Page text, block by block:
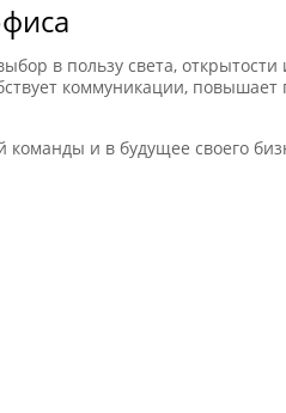
в пользу света,
коммуникации, повышает
и в будущее своего